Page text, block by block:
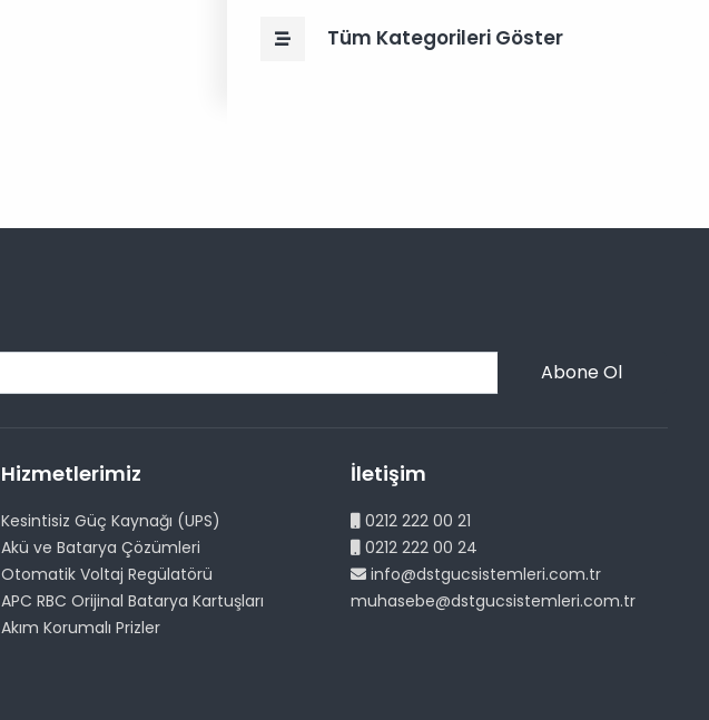
Tüm Kategorileri Göster
Abone Ol
Hizmetlerimiz
Kesintisiz Güç Kaynağı (UPS)
Akü ve Batarya Çözümleri
Otomatik Voltaj Regülatörü
APC RBC Orijinal Batarya Kartuşları
Akım Korumalı Prizler
İletişim
0212 222 00 21
0212 222 00 24
info@dstgucsistemleri.com.tr
muhasebe@dstgucsistemleri.com.tr